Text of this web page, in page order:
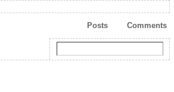
Comments
Posts